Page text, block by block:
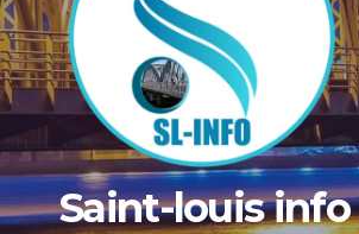
Saint-louis info